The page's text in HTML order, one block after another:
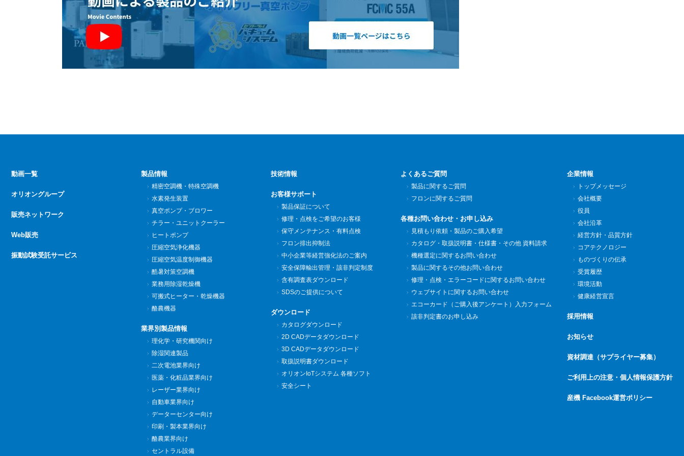
動画一覧
オリオングループ
販売ネットワーク
Web販売
振動試験受託サービス
製品情報
精密空調機・特殊空調機
水素発生装置
真空ポンプ・ブロワー
チラー・ユニットクーラー
ヒートポンプ
圧縮空気浄化機器
圧縮空気温度制御機器
酷暑対策空調機
業務用除湿乾燥機
可搬式ヒーター・乾燥機器
酪農機器
業界別製品情報
理化学・研究機関向け
除湿関連製品
二次電池業界向け
医薬・化粧品業界向け
レーザー業界向け
自動車業界向け
データーセンター向け
印刷・製本業界向け
酪農業界向け
セントラル設備
技術情報
お客様サポート
製品保証について
修理・点検をご希望のお客様
保守メンテナンス・有料点検
フロン排出抑制法
中小企業等経営強化法のご案内
安全保障輸出管理・該非判定制度
含有調査表ダウンロード
SDSのご提供について
ダウンロード
カタログダウンロード
2D CADデータダウンロード
3D CADデータダウンロード
取扱説明書ダウンロード
オリオンIoTシステム 各種ソフト
安全シート
よくあるご質問
製品に関するご質問
フロンに関するご質問
各種お問い合わせ・お申し込み
見積もり依頼・製品のご購入希望
カタログ・取扱説明書・仕様書・その他 資料請求
機種選定に関するお問い合わせ
製品に関するその他お問い合わせ
修理・点検・エラーコードに関するお問い合わせ
ウェブサイトに関するお問い合わせ
エコーカード（ご購入後アンケート）入力フォーム
該非判定書のお申し込み
企業情報
トップメッセージ
会社概要
役員
会社沿革
経営方針・品質方針
コアテクノロジー
ものづくりの伝承
受賞履歴
環境活動
健康経営宣言
採用情報
お知らせ
資材調達（サプライヤー募集）
ご利用上の注意・個人情報保護方針
産機 Facebook運営ポリシー